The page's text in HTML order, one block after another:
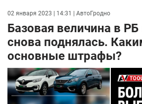
02 января 2023 | 14:31 | АвтоГродно
Базовая величина в РБ
снова поднялась.
основные штрафы?